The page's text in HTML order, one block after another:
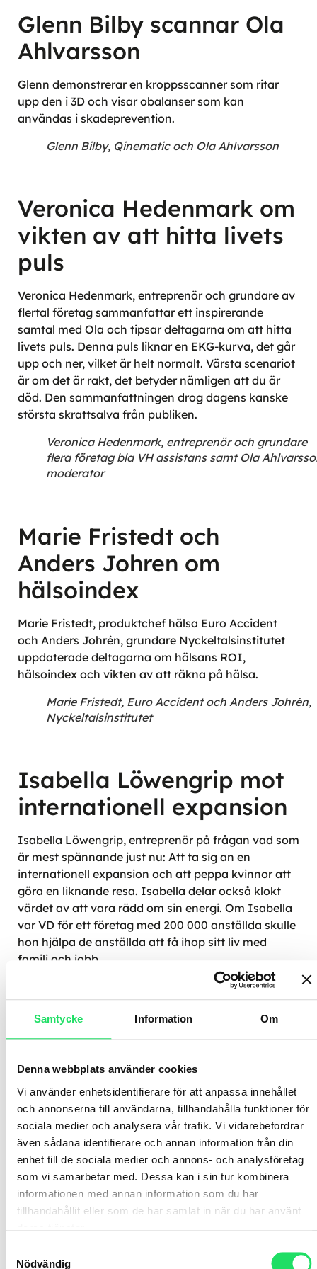
Samtycke Information Om
Denna webbplats använder cookies
Vi använder enhetsidentifierare för att anpassa innehållet
och annonserna till användarna, tillhandahålla funktioner för
sociala medier och analysera vår trafik. Vi vidarebefordrar
även sådana identifierare och annan information från din
enhet till de sociala medier och annons- och analysföretag
som vi samarbetar med. Dessa kan i sin tur kombinera
informationen med annan information som du har
tillhandahållit eller som de har samlat in när du har använt
Nödvändig
Glenn Bilby scannar Ola
Ahlvarsson
Glenn demonstrerar en kroppsscanner som ritar
upp den i 3D och visar obalanser som kan
användas i skadeprevention.
Glenn Bilby, Qinematic och Ola Ahlvarsson
Veronica Hedenmark om
vikten av att hitta livets
puls
Veronica Hedenmark, entreprenör och grundare av
flertal företag sammanfattar ett inspirerande
samtal med Ola och tipsar deltagarna om att hitta
livets puls. Denna puls liknar en EKG-kurva, det går
upp och ner, vilket är helt normalt. Värsta scenariot
är om det är rakt, det betyder nämligen att du är
död. Den sammanfattningen drog dagens kanske
största skrattsalva från publiken.
Veronica Hedenmark, entreprenör och grundare
flera företag bla VH assistans samt Ola
moderator
Marie Fristedt och
Anders Johren om
hälsoindex
Marie Fristedt, produktchef hälsa Euro Accident
och Anders Johrén, grundare Nyckeltalsinstitutet
uppdaterade deltagarna om hälsans ROI,
hälsoindex och vikten av att räkna på hälsa.
Marie Fristedt, Euro Accident och Anders Johrén,
Nyckeltalsinstitutet
Isabella Löwengrip mot
internationell expansion
Isabella Löwengrip, entreprenör på frågan vad som
är mest spännande just nu: Att ta sig an en
internationell expansion och att peppa kvinnor att
göra en liknande resa. Isabella delar också klokt
värdet av att vara rädd om sin energi. Om Isabella
var VD för ett företag med 200 000 anställda skulle
hon hjälpa de anställda att få ihop sitt liv med
familj och jobb.
Isabell Löwengrip, entreprenör och Ola
moderator
Teemu Arina förklarar
biohacking
Teemu Arina förklarar att biohacking handlar om
att optimera hälsa, välbefinnande och prestation
genom livet. Teemu betonar vikten av prevention
och att hälsovården behöver förändras till förmån
för detta.